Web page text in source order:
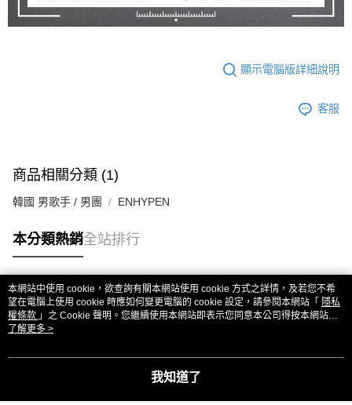
顯示電腦版詳細說明
客服
商品相關分類 (1)
韓國 男歌手 / 男團 ENHYPEN
本分類熱銷全站排行
熱門標籤
本網站中使用 cookie，欲查詢有關本網站使用 cookie 方式之詳情，及若您不希
望在電腦上使用 cookie 時應如何變更電腦的 cookie 設定，請參閱本網站「 隱私
權條款 」之 Cookie 聲明。您繼續使用本網站即表示您同意本公司得按本網站使
用條款之 Cookie 聲明使用 cookie。
了解更多 >
我知道了